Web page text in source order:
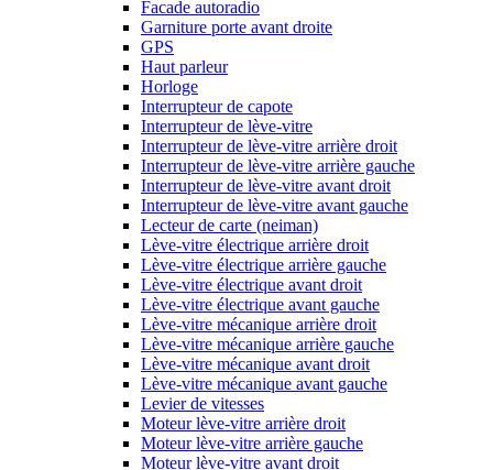
Facade autoradio
Garniture porte avant droite
GPS
Haut parleur
Horloge
Interrupteur de capote
Interrupteur de lève-vitre
Interrupteur de lève-vitre arrière droit
Interrupteur de lève-vitre arrière gauche
Interrupteur de lève-vitre avant droit
Interrupteur de lève-vitre avant gauche
Lecteur de carte (neiman)
Lève-vitre électrique arrière droit
Lève-vitre électrique arrière gauche
Lève-vitre électrique avant droit
Lève-vitre électrique avant gauche
Lève-vitre mécanique arrière droit
Lève-vitre mécanique arrière gauche
Lève-vitre mécanique avant droit
Lève-vitre mécanique avant gauche
Levier de vitesses
Moteur lève-vitre arrière droit
Moteur lève-vitre arrière gauche
Moteur lève-vitre avant droit